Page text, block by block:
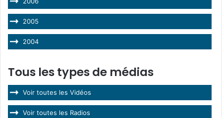
2005
2004
Tous les types de médias
Voir toutes les Vidéos
Voir toutes les Radios